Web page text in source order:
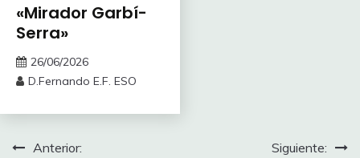
«Mirador Garbí-
Serra»
26/06/2026
D.Fernando E.F. ESO
Navegación
Anterior: Siguiente: